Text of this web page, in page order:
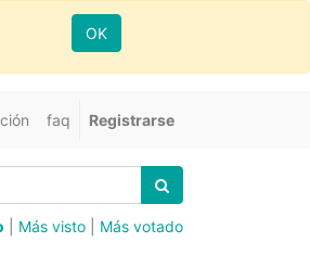
OK
faq Registrarse
Más visto Más votado